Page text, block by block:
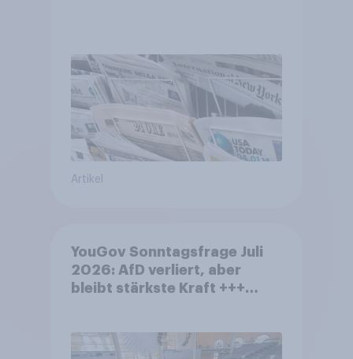
Artikel
YouGov Sonntagsfrage Juli
2026: AfD verliert, aber
bleibt stärkste Kraft +++